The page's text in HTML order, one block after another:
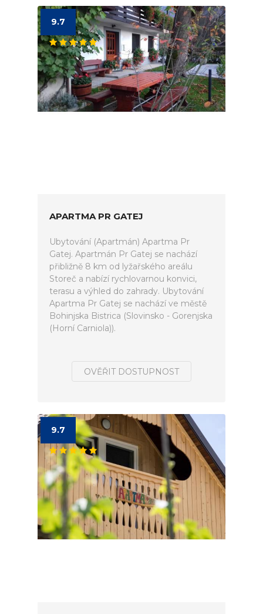
9.7
APARTMA PR GATEJ
Ubytování (Apartmán) Apartma Pr
Gatej. Apartmán Pr Gatej se nachází
přibližně 8 km od lyžařského areálu
Storeč a nabízí rychlovarnou konvici,
terasu a výhled do zahrady. Ubytování
Apartma Pr Gatej se nachází ve městě
Bohinjska Bistrica (Slovinsko - Gorenjska
(Horní Carniola)).
OVĚŘIT DOSTUPNOST
9.7